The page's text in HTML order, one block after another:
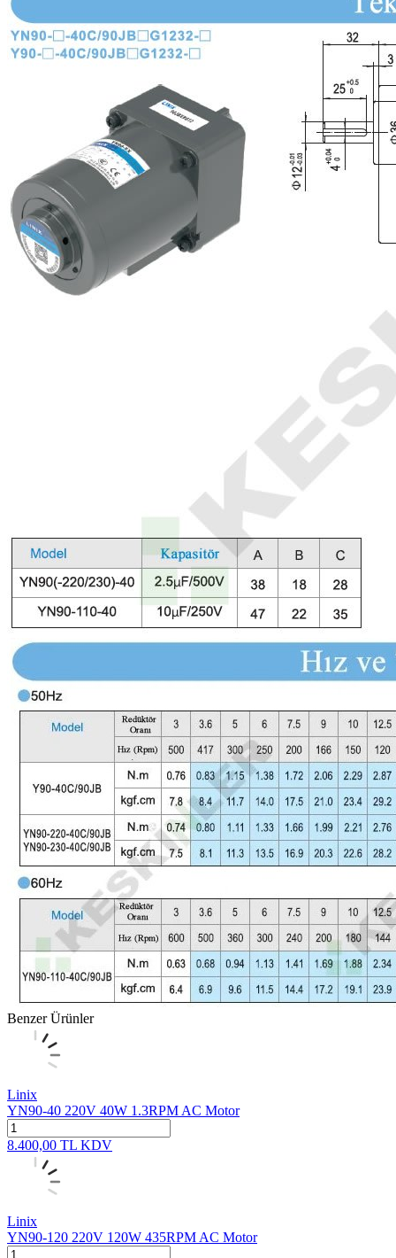
Benzer Ürünler
Linix
YN90-40 220V 40W 1.3RPM AC Motor
8.400,00 TL KDV
Linix
YN90-120 220V 120W 435RPM AC Motor